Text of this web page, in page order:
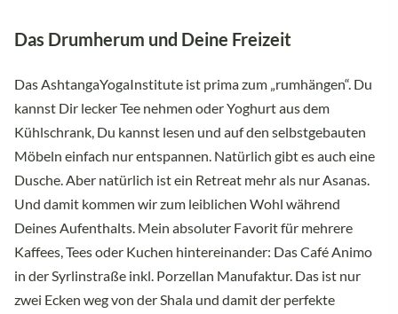
Das Drumherum und Deine Freizeit
Das AshtangaYogaInstitute ist prima zum „rumhängen“. Du
kannst Dir lecker Tee nehmen oder Yoghurt aus dem
Kühlschrank, Du kannst lesen und auf den selbstgebauten
Möbeln einfach nur entspannen. Natürlich gibt es auch eine
Dusche. Aber natürlich ist ein Retreat mehr als nur Asanas.
Und damit kommen wir zum leiblichen Wohl während
Deines Aufenthalts. Mein absoluter Favorit für mehrere
Kaffees, Tees oder Kuchen hintereinander: Das Café Animo
in der Syrlinstraße inkl. Porzellan Manufaktur. Das ist nur
zwei Ecken weg von der Shala und damit der perfekte